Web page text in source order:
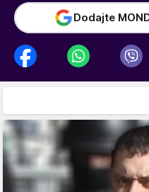
Dodajte